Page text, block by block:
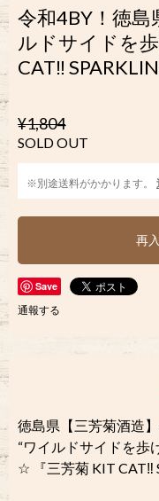
令和4BY！徳島
ルドサイドを
CAT‼︎
¥1,804
SOLD OUT
※別途送料がかかります。
再
Save
通報する
徳島県【三芳菊酒造】
“ワイルドサイドを歩
☆ 『三芳菊 KIT CAT‼︎